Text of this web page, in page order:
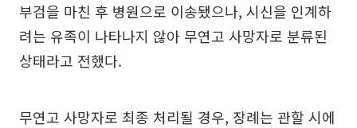
부검을 마친 후 병원으로 이송됐으나, 시신을 인계하
려는 유족이 나타나지 않아 무연고 사망자로 분류된
상태라고 전했다.
무연고 사망자로 최종 처리될 경우, 장례는 관할 시에